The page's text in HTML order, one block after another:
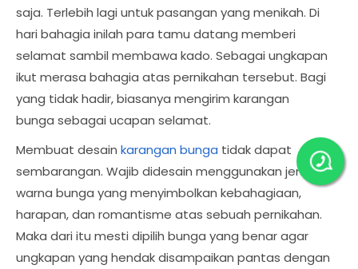
saja. Terlebih lagi untuk pasangan yang menikah. Di
hari bahagia inilah para tamu datang memberi
selamat sambil membawa kado. Sebagai ungkapan
ikut merasa bahagia atas pernikahan tersebut. Bagi
yang tidak hadir, biasanya mengirim karangan
bunga sebagai ucapan selamat.
Membuat desain karangan bunga tidak dapat
sembarangan. Wajib didesain menggunakan jenis dan
warna bunga yang menyimbolkan kebahagiaan,
harapan, dan romantisme atas sebuah pernikahan.
Maka dari itu mesti dipilih bunga yang benar agar
ungkapan yang hendak disampaikan pantas dengan